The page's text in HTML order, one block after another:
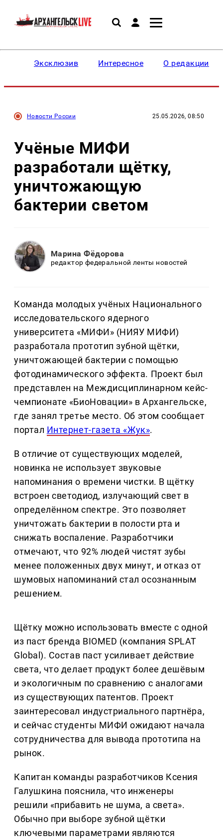
Эксклюзив Интересное О редакции
Новости России 25.05.2026, 08:50
Учёные МИФИ
разработали щётку,
уничтожающую
бактерии светом
Марина Фёдорова
редактор федеральной ленты новостей
Команда молодых учёных Национального
исследовательского ядерного
университета «МИФИ» (НИЯУ МИФИ)
разработала прототип зубной щётки,
уничтожающей бактерии с помощью
фотодинамического эффекта. Проект был
представлен на Междисциплинарном кейс-
чемпионате «БиоНовации» в Архангельске,
где занял третье место. Об этом сообщает
портал Интернет-газета «Жук».
В отличие от существующих моделей,
новинка не использует звуковые
напоминания о времени чистки. В щётку
встроен светодиод, излучающий свет в
определённом спектре. Это позволяет
уничтожать бактерии в полости рта и
снижать воспаление. Разработчики
отмечают, что 92% людей чистят зубы
менее положенных двух минут, и отказ от
шумовых напоминаний стал осознанным
решением.
Щётку можно использовать вместе с одной
из паст бренда BIOMED (компания SPLAT
Global). Состав паст усиливает действие
света, что делает продукт более дешёвым
и экологичным по сравнению с аналогами
из существующих патентов. Проект
заинтересовал индустриального партнёра,
и сейчас студенты МИФИ ожидают начала
сотрудничества для вывода прототипа на
рынок.
Капитан команды разработчиков Ксения
Галушкина пояснила, что инженеры
решили «прибавить не шума, а света».
Обычно при выборе зубной щётки
ключевыми параметрами являются